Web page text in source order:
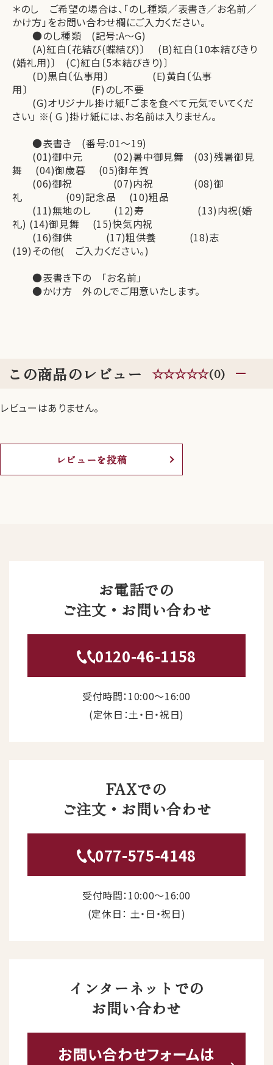
＊のし ご希望の場合は、「のし種類／表書き／お名前／
かけ方」をお問い合わせ欄にご入力ください。
●のし種類 (記号:A～G)
(A)紅白〔花結び(蝶結び)〕 (B)紅白〔10本結びきり
(婚礼用)〕 (C)紅白〔5本結びきり)〕
(D)黒白〔仏事用〕 (E)黄白〔仏事
用〕 (F)のし不要
(G)オリジナル掛け紙「ごまを食べて元気でいてくだ
さい」 ※( G )掛け紙には、お名前は入りません。
●表書き (番号:01～19)
(01)御中元 (02)暑中御見舞 (03)残暑御見
舞 (04)御歳暮 (05)御年賀
(06)御祝 (07)内祝 (08)御
礼 (09)記念品 (10)粗品
(11)無地のし (12)寿 (13)内祝(婚
礼) (14)御見舞 (15)快気内祝
(16)御供 (17)粗供養 (18)志
(19)その他( ご入力ください。)
●表書き下の 「お名前」
●かけ方 外のしでご用意いたします。
この商品のレビュー ☆☆☆☆☆(0)
レビューはありません。
レビューを投稿
お電話での
ご注文・お問い合わせ
0120-46-1158
受付時間：10:00〜16:00
(定休日：土・日・祝日)
FAXでの
ご注文・お問い合わせ
077-575-4148
受付時間：10:00〜16:00
(定休日： 土・日・祝日)
インターネットでの
お問い合わせ
お問い合わせフォームは